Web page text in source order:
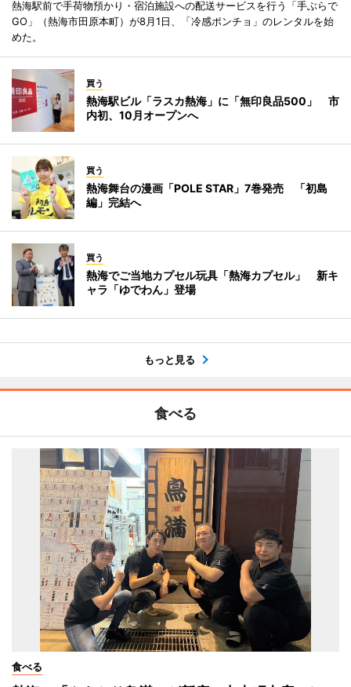
熱海駅前で手荷物預かり・宿泊施設への配送サービスを行う「手ぶらで
GO」（熱海市田原本町）が8月1日、「冷感ポンチョ」のレンタルを始
めた。
買う
熱海駅ビル「ラスカ熱海」に「無印良品500」 市
内初、10月オープンへ
買う
熱海舞台の漫画「POLE STAR」7巻発売 「初島
編」完結へ
買う
熱海でご当地カプセル玩具「熱海カプセル」 新キ
ャラ「ゆでわん」登場
もっと見る
食べる
食べる